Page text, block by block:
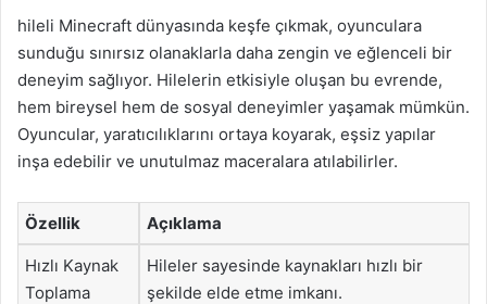
hileli Minecraft dünyasında keşfe çıkmak, oyunculara
sunduğu sınırsız olanaklarla daha zengin ve eğlenceli bir
deneyim sağlıyor. Hilelerin etkisiyle oluşan bu evrende,
hem bireysel hem de sosyal deneyimler yaşamak mümkün.
Oyuncular, yaratıcılıklarını ortaya koyarak, eşsiz yapılar
inşa edebilir ve unutulmaz maceralara atılabilirler.
Özellik Açıklama
Hızlı Kaynak
Toplama
Hileler sayesinde kaynakları hızlı bir
şekilde elde etme imkanı.